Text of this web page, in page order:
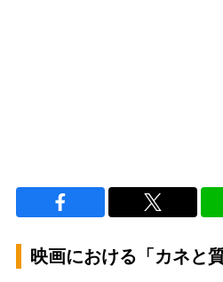
映画における「カネと